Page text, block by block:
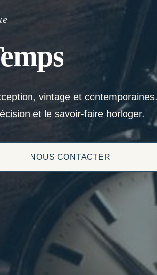
vintage et contemporaines.
et le savoir-faire horloger.
NOUS CONTACTER